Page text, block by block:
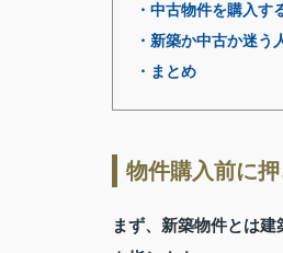
・中古物件を購入す
・新築か中古か迷う
・まとめ
物件購入前に
まず、新築物件とは